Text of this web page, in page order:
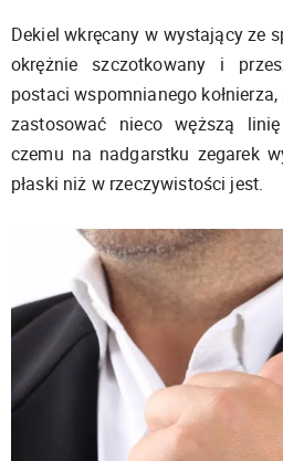
Dekiel wkręcany w wystający ze
okrężnie szczotkowany i
postaci wspomnianego
zastosować nieco węższą
czemu na nadgarstku zegarek
płaski niż w rzeczywistości jest.